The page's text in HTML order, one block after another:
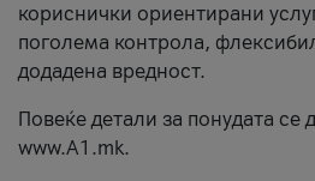
кориснички ориентирани
поголема контрола,
додадена вредност.
Повеќе детали за понудата се
www.А1.mk.